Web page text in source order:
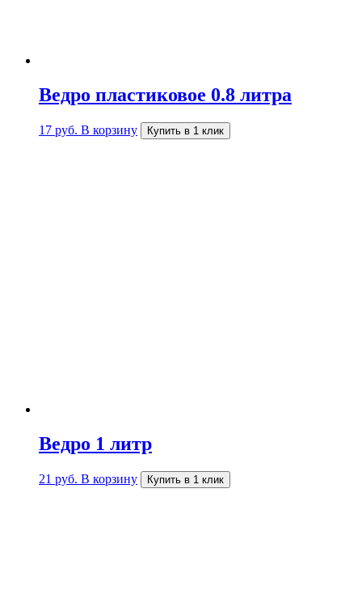
Ведро пластиковое 0.8 литра
17 руб. В корзину Купить в 1 клик
Ведро 1 литр
21 руб. В корзину Купить в 1 клик